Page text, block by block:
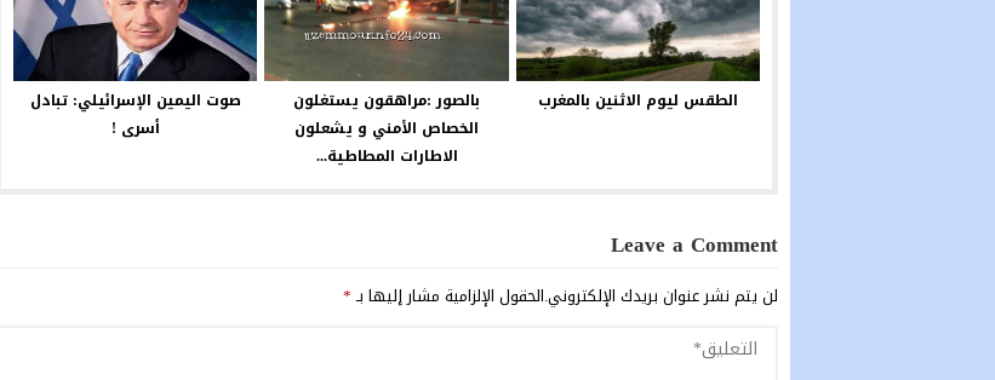
الطقس ليوم الاثنين بالمغرب
بالصور :مراهقون يستغلون
الخصاص الأمني و يشعلون
الاطارات المطاطية...
صوت اليمين الإسرائيلي: تبادل
أسرى !
Leave a Comment
لن يتم نشر عنوان بريدك الإلكتروني.الحقول الإلزامية مشار إليها بـ*